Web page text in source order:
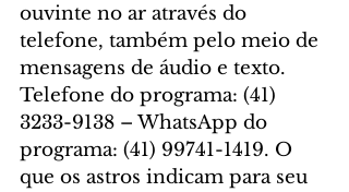
ouvinte no ar através do
telefone, também pelo meio de
mensagens de áudio e texto.
Telefone do programa: (41)
3233-9138 – WhatsApp do
programa: (41) 99741-1419. O
que os astros indicam para seu